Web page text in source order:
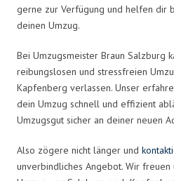
gerne zur Verfügung und helfen dir
deinen Umzug.
Bei Umzugsmeister Braun Salzburg
reibungslosen und stressfreien
Kapfenberg verlassen. Unser
dein Umzug schnell und effizient
Umzugsgut sicher an deiner neuen
Also zögere nicht länger und
unverbindliches Angebot. Wir